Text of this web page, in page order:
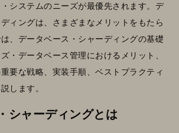
システムのニーズが最優先されます。デ
ィングは、さまざまなメリットをもたら
、データベース・シャーディングの基礎
・データベース管理におけるメリット、
要な戦略、実装手順、ベストプラクティ
します。
シャーディングとは